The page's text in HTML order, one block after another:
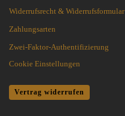
Widerrufsrecht & Widerrufsformular
Zahlungsarten
Zwei-Faktor-Authentifizierung
Cookie Einstellungen
Vertrag widerrufen